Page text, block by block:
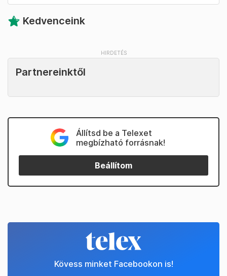
Kedvenceink
Partnereinktől
Állítsd be a Telexet
megbízható forrásnak!
Beállítom
Kövess minket Facebookon is!